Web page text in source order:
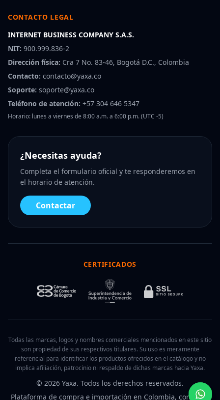
CONTACTO LEGAL
INTERNET BUSINESS COMPANY S.A.S.
NIT: 900.999.836-2
Dirección física: Cra 7 No. 83-46, Bogotá D.C., Colombia
Contacto: contacto@yaxa.co
Soporte: soporte@yaxa.co
Teléfono de atención: +57 304 646 5347
Horario: lunes a viernes de 8:00 a.m. a 6:00 p.m. (UTC -5)
¿Necesitas ayuda?
Completa el formulario oficial y te responderemos en
el horario de atención.
Contactar
CERTIFICADOS
Todas las marcas, logos y nombres comerciales mencionados en este sitio
son propiedad de sus respectivos titulares. Su uso es meramente
referencial para identificar los productos ofrecidos en el catálogo y no
implica afiliación, patrocinio ni respaldo de dichas marcas hacia Yaxa.
© 2026 Yaxa. Todos los derechos reservados.
Plataforma de compra e importación en Colombia, con pago